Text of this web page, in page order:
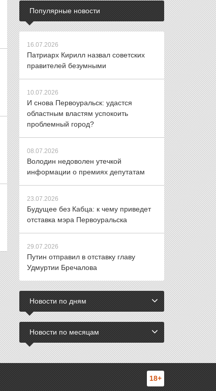
Популярные новости
16.07.2026
Патриарх Кирилл назвал советских
правителей безумными
10.07.2026
И снова Первоуральск: удастся
областным властям успокоить
проблемный город?
08.07.2026
Володин недоволен утечкой
информации о премиях депутатам
23.07.2026
Будущее без Кабца: к чему приведет
отставка мэра Первоуральска
29.07.2026
Путин отправил в отставку главу
Удмуртии Бречалова
Новости по дням
Новости по месяцам
18+